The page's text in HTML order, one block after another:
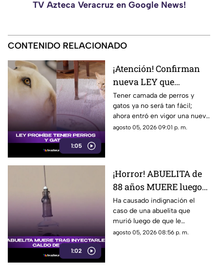
TV Azteca Veracruz en Google News!
CONTENIDO RELACIONADO
1:05
¡Atención! Confirman
nueva LEY que
PROHIBE TENER
PERROS y gatos; esto se
sabe
Tener camada de perros y
gatos ya no será tan fácil;
ahora entró en vigor una nueva
ley que prohibe tenerlos. Aquí
agosto 05, 2026 09:01 p. m.
1:02
¡Horror! ABUELITA de
88 años MUERE luego
de que le INYECTARAN
CALDO de pollo
Ha causado indignación el
caso de una abuelita que
murió luego de que le
inyectaran caldo de pollo,
agosto 05, 2026 08:56 p. m.